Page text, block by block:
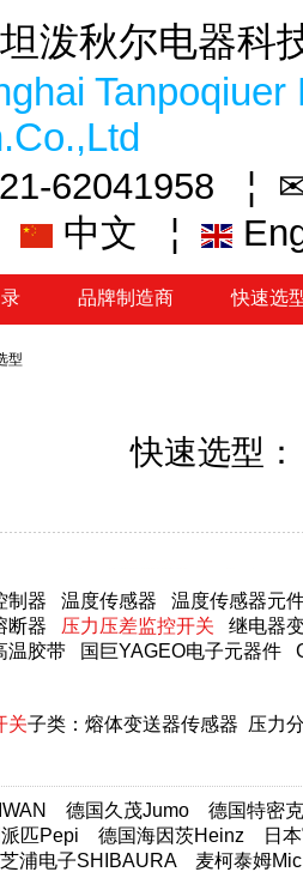
坦泼秋尔电器科
62041958 ¦
中文 ¦
品牌制造商 快速选
型
快速选型
制器 温度传感器
温度传感器元
断器
压力压差监控开关
继电器
温胶带
国巨YAGEO电子元器件
关子类： 熔体变送器传感器 压力
德国久茂Jumo
德国特密
匹Pepi 德国海因茨Heinz
日
浦电子SHIBAURA
麦柯泰姆